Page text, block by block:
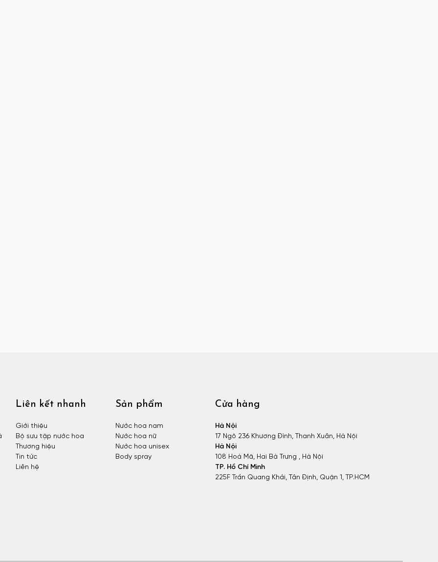
Liên kết nhanh
Giới thiệu
Bộ sưu tập nước hoa
Thương hiệu
Tin tức
Liên hệ
Sản phẩm
Nước hoa nam
Nước hoa nữ
Nước hoa unisex
Body spray
Cửa hàng
Hà Nội
17 Ngõ 236 Khương Đình, Thanh Xuân, Hà Nội
Hà Nội
108 Hoà Mã, Hai Bà Trưng , Hà Nội
TP. Hồ Chí Minh
225F Trần Quang Khải, Tân Định, Quận 1, TP.HCM